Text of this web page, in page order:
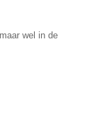
wel in de